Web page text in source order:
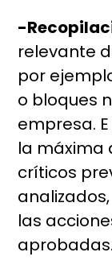
-
relevante
por
o bloques
empresa.
la máxima
críticos
las
aprobadas.